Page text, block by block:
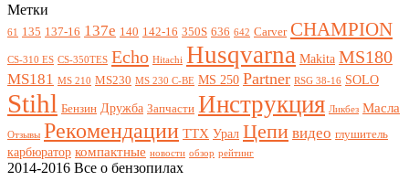
Метки
61 135 137-16 137e 140 142-16 350S 636 642 Carver CHAMPION
CS-310 ES CS-350TES Echo Hitachi Husqvarna Makita MS180
MS181 MS 210 MS230 MS 230 C-BE MS 250 Partner RSG 38-16 SOLO
Stihl Бензин Дружба Запчасти Инструкция Ликбез Масла
Отзывы Рекомендации ТТХ Урал Цепи видео глушитель
карбюратор компактные новости обзор рейтинг
2014-2016 Все о бензопилах